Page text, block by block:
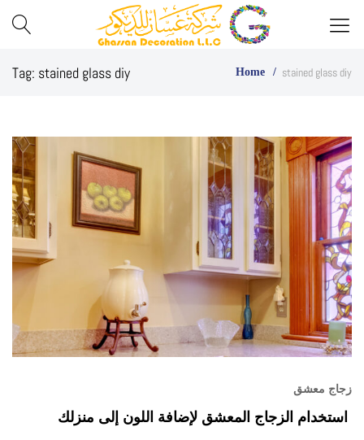
Ghassan
Best
Company
in
UAE
Tag: stained glass diy Home stained glass diy
زجاج معشق
استخدام الزجاج المعشق لإضافة اللون إلى منزلك